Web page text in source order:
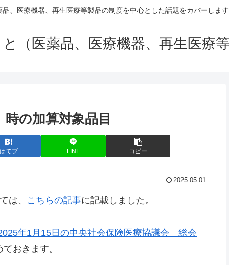
品、医療機器、再生医療等製品の制度を中心とした話題をカバーします
（医薬品、医療機器、再生医療等
の加算対象品目
はてブ LINE コピー
2025.05.01
は、 こちらの記事に記載しました。
年1月15日の中央社会保険医療協議会 総会
おきます。